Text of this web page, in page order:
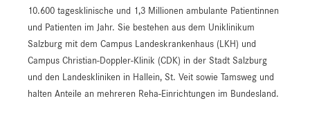
10.600 tagesklinische und 1,3 Millionen ambulante Patientinnen
und Patienten im Jahr. Sie bestehen aus dem Uniklinikum
Salzburg mit dem Campus Landeskrankenhaus (LKH) und
Campus Christian-Doppler-Klinik (CDK) in der Stadt Salzburg
und den Landeskliniken in Hallein, St. Veit sowie Tamsweg und
halten Anteile an mehreren Reha-Einrichtungen im Bundesland.